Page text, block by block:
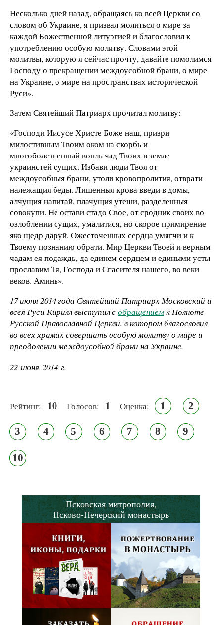
Несколько дней назад, обращаясь ко всей Церкви со
словом об Украине, я призвал молиться о мире за
каждой Божественной литургией и благословил к
употреблению особую молитву. Словами этой
молитвы, которую я сейчас прочту, давайте помолимся
Господу о прекращении междоусобной брани, о мире
на Украине, о мире на пространствах исторической
Руси».
Затем Святейший Патриарх прочитал молитву:
«Господи Иисусе Христе Боже наш, призри
милостивным Твоим оком на скорбь и
многоболезненный вопль чад Твоих в земле
украинстей сущих. Избави люди Твоя от
междоусобныя брани, утоли кровопролития, отврати
належащия беды. Лишенныя крова введи в домы,
алчущия напитай, плачущия утеши, разделенныя
совокупи. Не остави стадо Свое, от сродник своих во
озлоблении сущих, умалитися, но скорое примирение
яко щедр даруй. Ожесточенных сердца умягчи и к
Твоему познанию обрати. Мир Церкви Твоей и верным
чадам ея подаждь, да единем сердцем и едиными усты
прославим Тя, Господа и Спасителя нашего, во веки
веков. Аминь».
17 июня 2014 года Святейший Патриарх Московский и
всея Руси Кирилл выступил собращениемк Полноте
Русской Православной Церкви, в котором благословил
во всех храмах совершать особую молитву о мире и
преодолении междоусобной брани на Украине.
22 июня 2014 г.
Рейтинг: 10 Голосов: 1 Оценка: 1 2
3 4 5 6 7 8 9
10
Псковская митрополия,
Псково-Печерский монастырь